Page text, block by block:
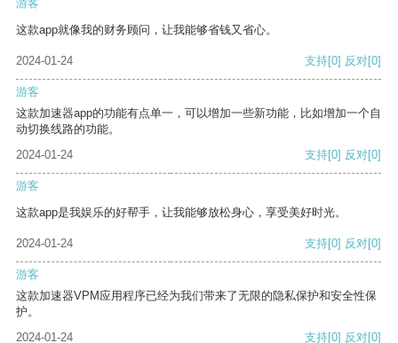
游客
这款app就像我的财务顾问，让我能够省钱又省心。
2024-01-24 支持[0] 反对[0]
游客
这款加速器app的功能有点单一，可以增加一些新功能，比如增加一个自
动切换线路的功能。
2024-01-24
支持[0] 反对[0]
游客
这款app是我娱乐的好帮手，让我能够放松身心，享受美好时光。
2024-01-24 支持[0] 反对[0]
游客
这款加速器VPM应用程序已经为我们带来了无限的隐私保护和安全性保
护。
2024-01-24
支持[0] 反对[0]